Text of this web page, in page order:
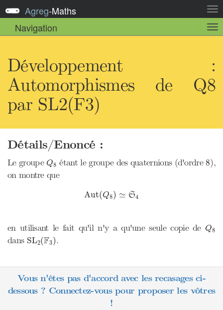
la
Agreg-Maths
Navigation
la
Développement :
Automorphismes de Q8
par SL2(F3)
Détails/Enoncé :
Le groupeQ8
Q étant le groupe des quaternions (d'ordre8
8),
on montre que
Aut(Q8) ≃ S4
Aut(Q 8 ≃ S4
en utilisant le fait qu'il n'y a qu'une seule copie deQ8
Q
dans SL2(F3)
SL 2(F 3).
Vous n'êtes pas d'accord avec les recasages ci-
dessous ? Connectez-vous pour proposer les vôtres
!